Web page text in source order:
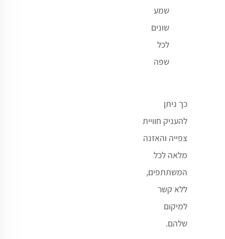
שמע
שונים
לכל
שפה
כך ניתן
להעניק חוויית
צפייה והאזנה
מלאה לכל
המשתתפים,
ללא קשר
למיקום
שלהם.